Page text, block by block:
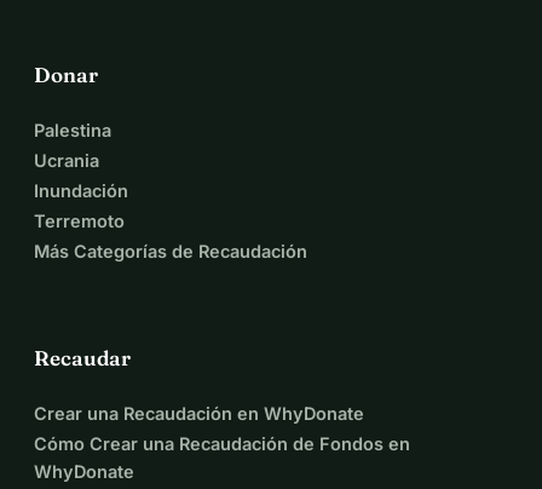
Donar
Palestina
Ucrania
Inundación
Terremoto
Más Categorías de Recaudación
Recaudar
Crear una Recaudación en WhyDonate
Cómo Crear una Recaudación de Fondos en
WhyDonate